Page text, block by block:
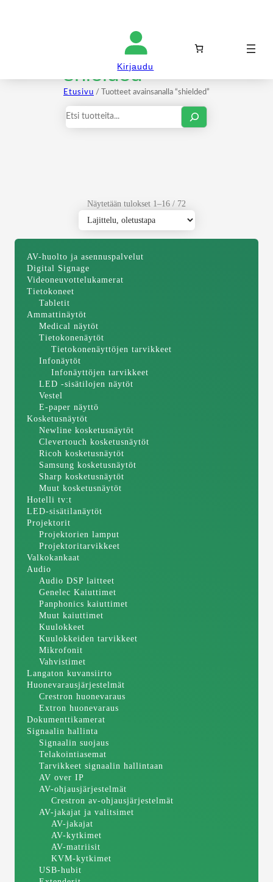
Kirjaudu
shielded
Etusivu / Tuotteet avainsanalla “shielded”
Haku
Näytetään tulokset 1–16 / 72
AV-huolto ja asennuspalvelut
Digital Signage
Videoneuvottelukamerat
Tietokoneet
Tabletit
Ammattinäytöt
Medical näytöt
Tietokonenäytöt
Tietokonenäyttöjen tarvikkeet
Infonäytöt
Infonäyttöjen tarvikkeet
LED -sisätilojen näytöt
Vestel
E-paper näyttö
Kosketusnäytöt
Newline kosketusnäytöt
Clevertouch kosketusnäytöt
Ricoh kosketusnäytöt
Samsung kosketusnäytöt
Sharp kosketusnäytöt
Muut kosketusnäytöt
Hotelli tv:t
LED-sisätilanäytöt
Projektorit
Projektorien lamput
Projektoritarvikkeet
Valkokankaat
Audio
Audio DSP laitteet
Genelec Kaiuttimet
Panphonics kaiuttimet
Muut kaiuttimet
Kuulokkeet
Kuulokkeiden tarvikkeet
Mikrofonit
Vahvistimet
Langaton kuvansiirto
Huonevarausjärjestelmät
Crestron huonevaraus
Extron huonevaraus
Dokumenttikamerat
Signaalin hallinta
Signaalin suojaus
Telakointiasemat
Tarvikkeet signaalin hallintaan
AV over IP
AV-ohjausjärjestelmät
Crestron av-ohjausjärjestelmät
AV-jakajat ja valitsimet
AV-jakajat
AV-kytkimet
AV-matriisit
KVM-kytkimet
USB-hubit